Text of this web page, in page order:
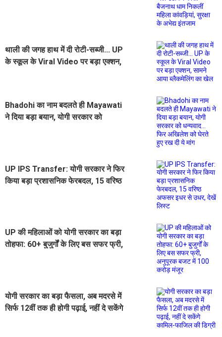
थाली की जगह हाथ में दी रोटी-सब्जी... UP
के स्कूल के Viral Video पर बड़ा एक्शन,
Bhadohi का नाम बदलते ही Mayawati
ने दिया बड़ा बयान, योगी सरकार को
UP IPS Transfer: योगी सरकार ने फिर
किया बड़ा प्रशासनिक फेरबदल, 15 वरिष्ठ
UP की महिलाओं को योगी सरकार का बड़ा
तोहफा: 60+ बुजुर्गों के लिए बस सफर फ्री,
योगी सरकार का बड़ा फैसला, अब मदरसे में
सिर्फ 12वीं तक ही होगी पढ़ाई, नहीं दे सकेंगे